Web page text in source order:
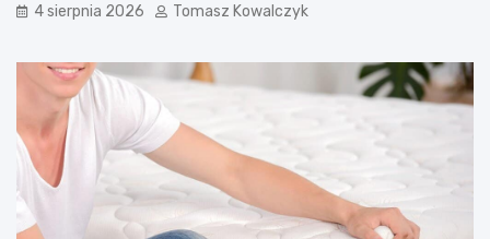
4 sierpnia 2026 Tomasz Kowalczyk